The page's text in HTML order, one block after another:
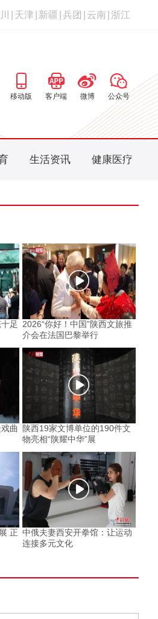
天津 新疆 兵团 云南 浙江
移动版 客户端 微博 公众号
生活资讯 健康医疗
足
2026“你好！中国”陕西文旅推
介会在法国巴黎举行
曲
陕西19家文博单位的190件文
物亮相“陕耀中华”展
正 中俄夫妻西安开拳馆：让运动
连接多元文化